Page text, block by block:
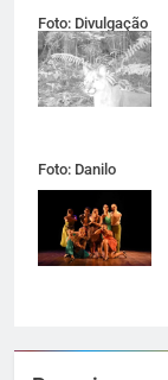
Foto: Divulgação
Foto: Danilo